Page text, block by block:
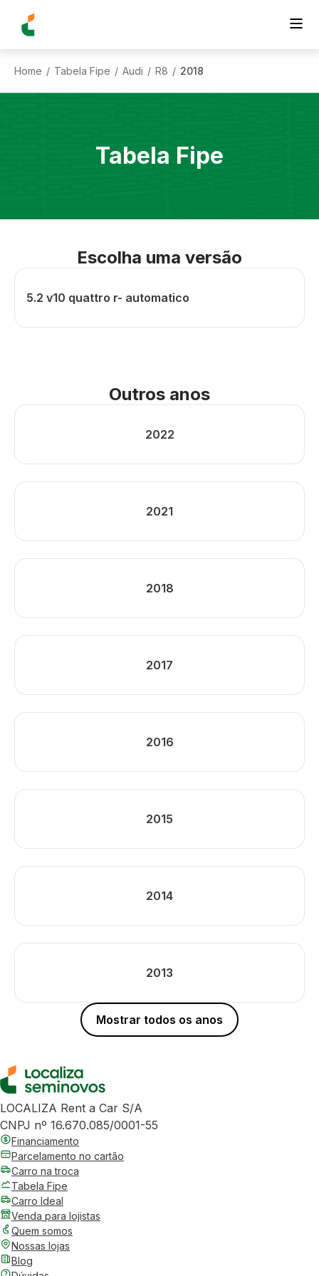
Home / Tabela Fipe / Audi / R8 / 2018
Tabela Fipe
Escolha uma versão
5.2 v10 quattro r- automatico
Outros anos
2022
2021
2018
2017
2016
2015
2014
2013
Mostrar todos os anos
LOCALIZA Rent a Car S/A
CNPJ nº 16.670.085/0001-55
Financiamento
Parcelamento no cartão
Carro na troca
Tabela Fipe
Carro Ideal
Venda para lojistas
Quem somos
Nossas lojas
Blog